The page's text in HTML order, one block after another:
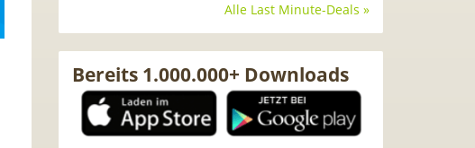
Alle Last Minute-Deals »
Bereits 1.000.000+ Downloads